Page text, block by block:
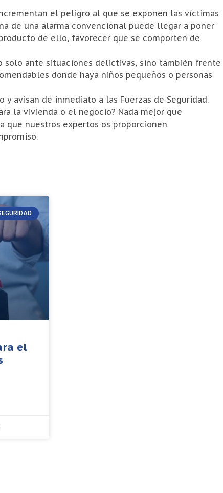
el peligro al que se exponen las víctimas
de una alarma convencional puede llegar a poner
de ello, favorecer que se comporten de
solo ante situaciones delictivas, sino también frente
donde haya niños pequeños o personas
avisan de inmediato a las Fuerzas de Seguridad.
la vivienda o el negocio? Nada mejor que
que nuestros expertos os proporcionen
el